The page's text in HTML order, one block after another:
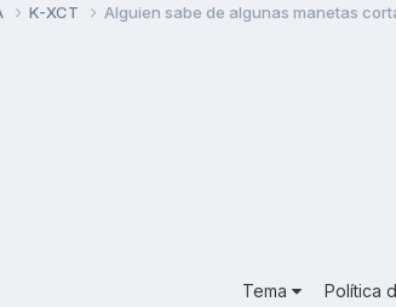
K-XCT Alguien sabe de algunas manetas
Tema Política